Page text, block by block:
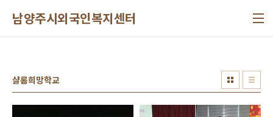
남양주시외국인복지센터
샬롬희망학교